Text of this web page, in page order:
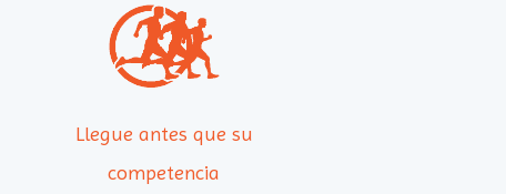
Llegue antes que su
competencia